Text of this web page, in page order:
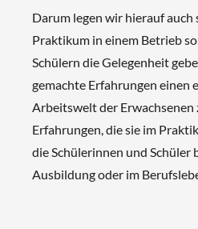
Darum legen wir hierauf
Praktikum in einem Betrieb
Schülern die Gelegenheit
gemachte Erfahrungen einen
Arbeitswelt der
Erfahrungen, die sie im
die Schülerinnen und Schüler
Ausbildung oder im